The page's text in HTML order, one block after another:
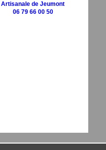
Artisanale de Jeumont
06 79 66 00 50